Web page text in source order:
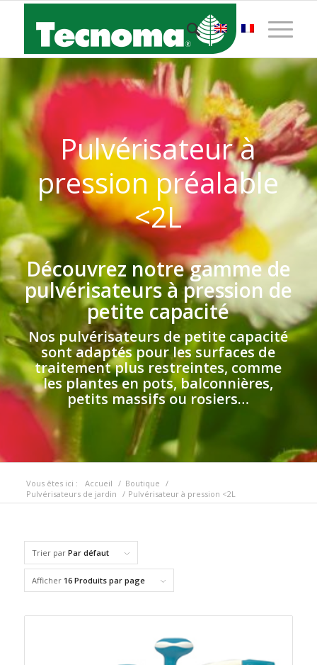
Pulvérisateur à
pression préalable
<2L
Découvrez notre gamme de
pulvérisateurs à pression de
petite capacité
Nos pulvérisateurs de petite capacité
sont adaptés pour les surfaces de
traitement plus restreintes, comme
les plantes en pots, balconnières,
petits massifs ou rosiers…
Vous êtes ici : Accueil / Boutique /
Pulvérisateurs de jardin / Pulvérisateur à pression <2L
Trier par Par défaut
Afficher 16 Produits par page